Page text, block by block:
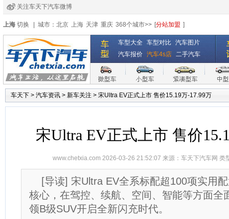
关注车天下汽车微博
经销商登录
注册 全国4s店
上海 切换 城市： 北京 上海 天津 重庆 368个城市>> [分站加盟 ]
车型大全 车型对比 汽车图片
汽车报价 汽车4s店 二手汽车
车天下 > 汽车资讯 > 新车关注 > 宋Ultra EV正式上市 售价15.19万-17.99万
宋Ultra EV正式上市 售价
www.chetxia.com 2026-03-26 21:52:07 来源： 车天下汽车网 类
[导读] 宋Ultra EV全系标配超100项实用
核心，在驾控、续航、空间、智能等方面全
领B级SUV开启全新闪充时代。